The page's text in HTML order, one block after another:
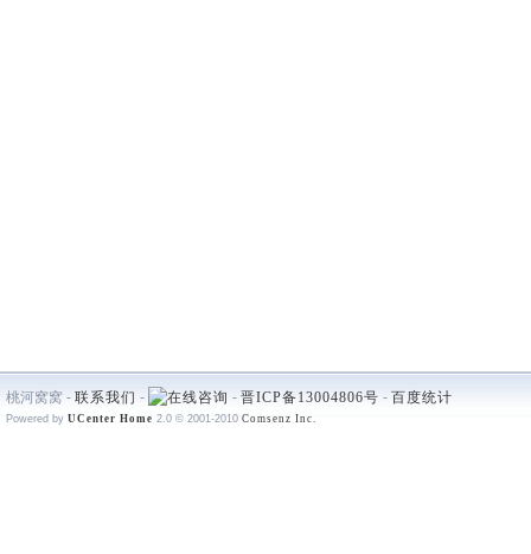
桃河窝窝 - 联系我们 - - 晋ICP备13004806号 - 百度统计
Powered by UCenter Home 2.0 © 2001-2010 Comsenz Inc.